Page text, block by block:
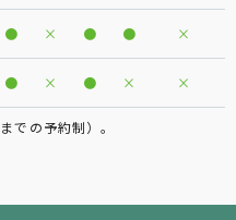
● × ● ● ×
● × ● × ×
での予約制）。